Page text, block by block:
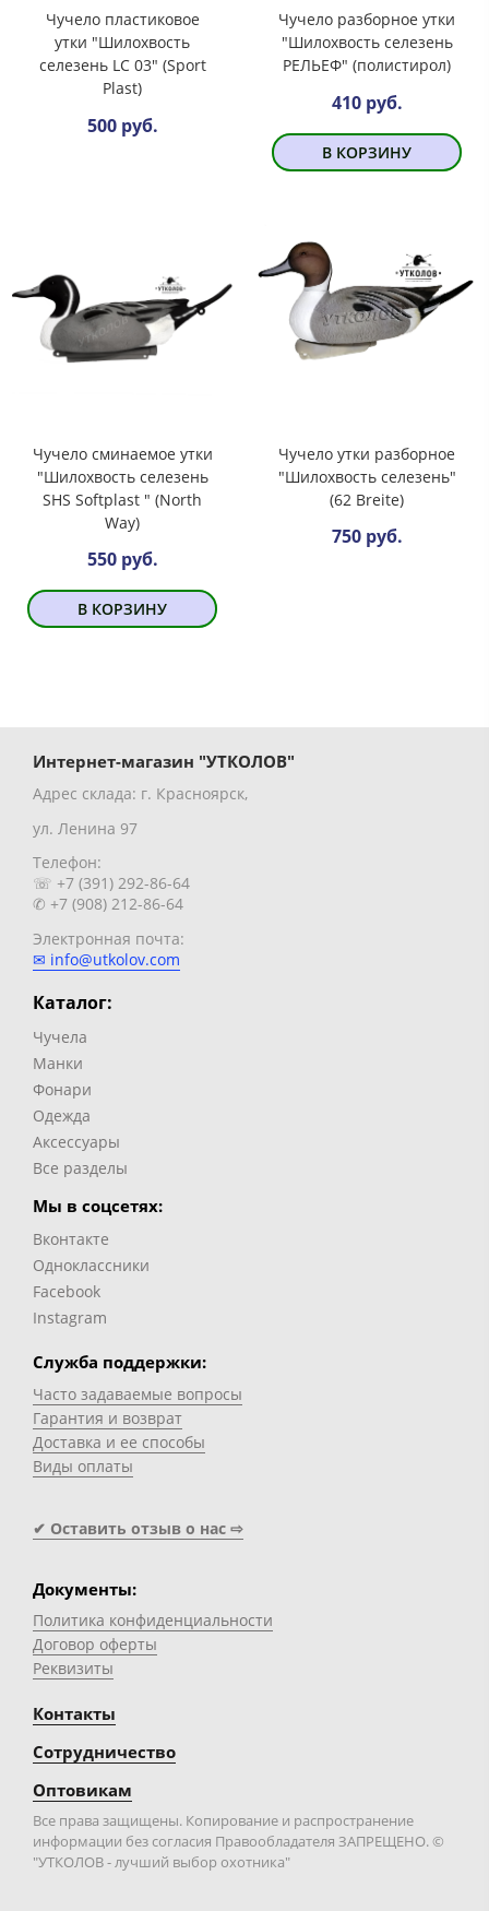
Чучело пластиковое
утки "Шилохвость
селезень LC 03" (Sport
Plast)
500 руб.
Чучело разборное утки
"Шилохвость селезень
РЕЛЬЕФ" (полистирол)
410 руб.
В КОРЗИНУ
Чучело сминаемое утки
"Шилохвость селезень
SHS Softplast " (North
Way)
550 руб.
В КОРЗИНУ
Чучело утки разборное
"Шилохвость селезень"
(62 Breite)
750 руб.
Интернет-магазин "УТКОЛОВ"
Адрес склада: г. Красноярск,
ул. Ленина 97
Телефон:
☏ +7 (391) 292-86-64
✆ +7 (908) 212-86-64
Электронная почта:
✉ info@utkolov.com
Каталог:
Чучела
Манки
Фонари
Одежда
Аксессуары
Все разделы
Мы в соцсетях:
Вконтакте
Одноклассники
Facebook
Instagram
Служба поддержки:
Часто задаваемые вопросы
Гарантия и возврат
Доставка и ее способы
Виды оплаты
✔ Оставить отзыв о нас ⇨
Документы:
Политика конфиденциальности
Договор оферты
Реквизиты
Контакты
Сотрудничество
Оптовикам
Все права защищены. Копирование и распространение
информации без согласия Правообладателя ЗАПРЕЩЕНО. ©
"УТКОЛОВ - лучший выбор охотника"